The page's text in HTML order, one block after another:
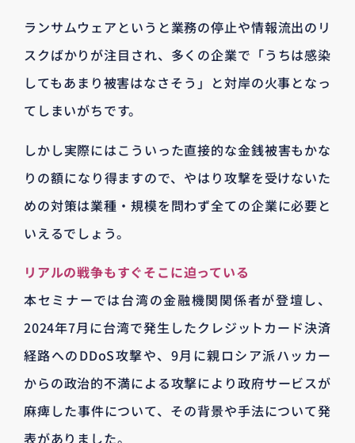
ランサムウェアというと業務の停止や情報流出のリ
スクばかりが注目され、多くの企業で「うちは感染
してもあまり被害はなさそう」と対岸の火事となっ
てしまいがちです。
しかし実際にはこういった直接的な金銭被害もかな
りの額になり得ますので、やはり攻撃を受けないた
めの対策は業種・規模を問わず全ての企業に必要と
いえるでしょう。
リアルの戦争もすぐそこに迫っている
本セミナーでは台湾の金融機関関係者が登壇し、
2024年7月に台湾で発生したクレジットカード決済
経路へのDDoS攻撃や、9月に親ロシア派ハッカー
からの政治的不満による攻撃により政府サービスが
麻痺した事件について、その背景や手法について発
表がありました。